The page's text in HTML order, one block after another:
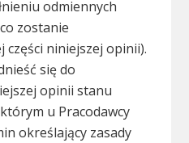
odmiennych
zostanie
części niniejszej opinii).
się do
opinii stanu
u Pracodawcy
określający zasady